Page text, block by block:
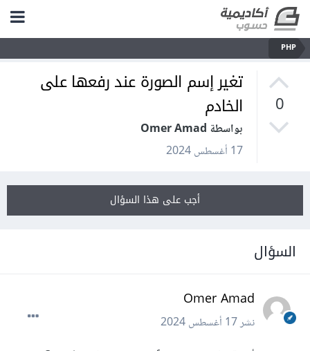
PHP
0
تغير إسم الصورة عند رفعها على
الخادم
بواسطة Omer Amad
17 أغسطس 2024
أجب على هذا السؤال
السؤال
Omer Amad
نشر17 أغسطس 2024